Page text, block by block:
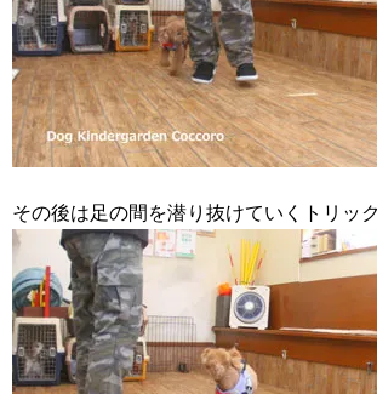
その後は足の間を潜り抜けていくトリッ